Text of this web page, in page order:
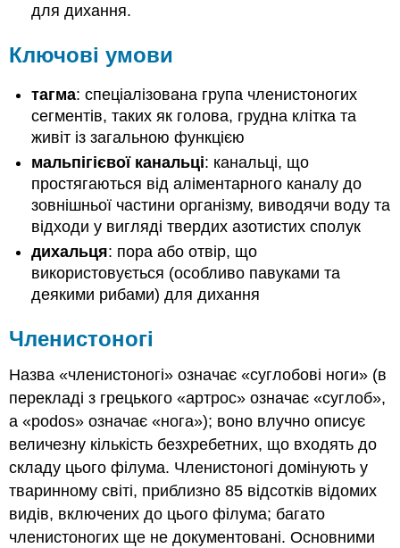
для дихання.
Ключові умови
тагма: спеціалізована група членистоногих
сегментів, таких як голова, грудна клітка та
живіт із загальною функцією
мальпігієвої канальці: канальці, що
простягаються від аліментарного каналу до
зовнішньої частини організму, виводячи воду та
відходи у вигляді твердих азотистих сполук
дихальця: пора або отвір, що
використовується (особливо павуками та
деякими рибами) для дихання
Членистоногі
Назва «членистоногі» означає «суглобові ноги» (в
перекладі з грецького «артрос» означає «суглоб»,
а «podos» означає «нога»); воно влучно описує
величезну кількість безхребетних, що входять до
складу цього філума. Членистоногі домінують у
тваринному світі, приблизно 85 відсотків відомих
видів, включених до цього філума; багато
членистоногих ще не документовані. Основними